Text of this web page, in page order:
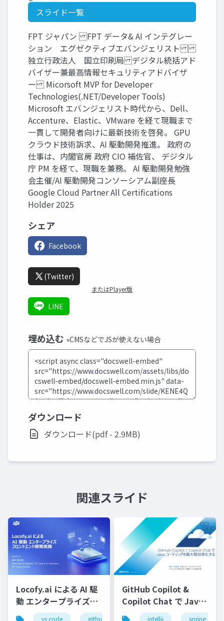
スライド一覧
FPT ジャパン FPT データ& AI インテグレー
ション エグゼクティブエバンジェリスト
独立行政法人 国立印刷局 デジタル統括アド
バイザー兼最高情報セキュリティアドバイザ
ー Micorsoft MVP for Developer
Technologies(.NET/Developer Tools)
Microsoft エバンジェリスト時代から、Dell、
Accenture、Elastic、VMware を経て現職まで
一貫して開発者向けに最新技術を啓発。 GPU
クラウド技術訴求、AI 駆動開発推進。 政府の
仕事は、内閣官房 政府 CIO 補佐官、 デジタル
庁 PM を経て、現職を兼務。 AI 駆動開発勉強
会主催/AI 駆動開発コンソーシアム副座長
Google Cloud Partner All Certifications
Holder 2025
シェア
Facebook
(Twitter)
またはPlayer版
LINE
埋め込む »CMSなどでJSが使えない場合
ダウンロード
ダウンロード(pdf - 2.9MB)
関連スライド
Locofy.ai による AI 駆
動 エンタープライズフ
ロンドエンド開発実践-
vs code github copilot gemini locofy.ai
GitHub Copilot &
Copilot Chat で Java
コーディングを最大限
intellij spring starter